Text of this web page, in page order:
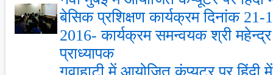
बेसिक प्रशिक्षण कार्यक्रम दिनांक
2016- कार्यक्रम समन्‍वयक श्री
प्राध्‍यापक